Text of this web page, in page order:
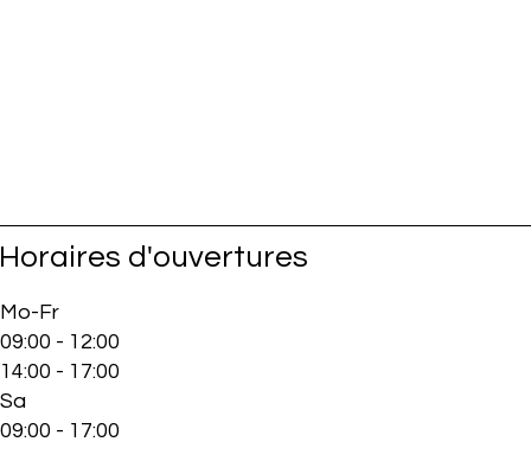
Horaires d'ouvertures
Mo-Fr
09:00 - 12:00
14:00 - 17:00
Sa
09:00 - 17:00